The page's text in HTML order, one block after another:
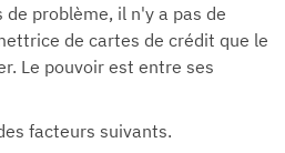
de problème, il n'y a pas de
de cartes de crédit que le
Le pouvoir est entre ses
facteurs suivants.